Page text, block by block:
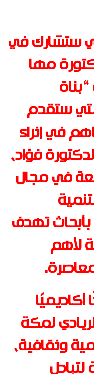
ستشارك في
مها
ستقدم
في إثراء
فؤاد،
في مجال
بأبحاث تهدف
لأهم
.
أكاديميًا
لمكة
وثقافية،